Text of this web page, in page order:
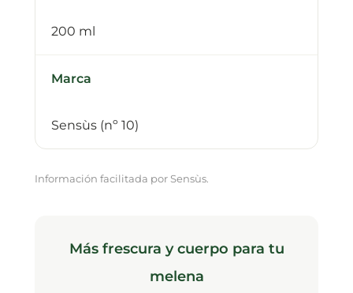
200 ml
Marca
Sensùs (nº 10)
Información facilitada por Sensùs.
Más frescura y cuerpo para tu
melena